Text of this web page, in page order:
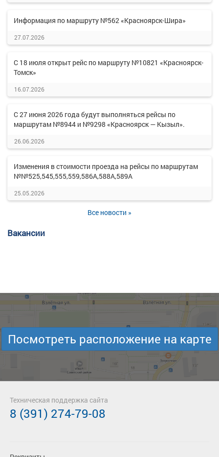
Информация по маршруту №562 «Красноярск-Шира»
27.07.2026
С 18 июля открыт рейс по маршруту №10821 «Красноярск-
Томск»
16.07.2026
С 27 июня 2026 года будут выполняться рейсы по
маршрутам №8944 и №9298 «Красноярск — Кызыл».
26.06.2026
Изменения в стоимости проезда на рейсы по маршрутам
№№525,545,555,559,586А,588А,589А
25.05.2026
Все новости »
Вакансии
Посмотреть расположение на карте
Техническая поддержка сайта
8 (391) 274-79-08